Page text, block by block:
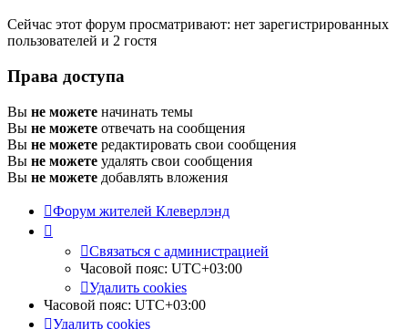
Сейчас этот форум просматривают: нет зарегистрированных
пользователей и 2 гостя
Права доступа
Вы не можете начинать темы
Вы не можете отвечать на сообщения
Вы не можете редактировать свои сообщения
Вы не можете удалять свои сообщения
Вы не можете добавлять вложения
Форум жителей Клеверлэнд
Связаться с администрацией
Часовой пояс: UTC+03:00
Удалить cookies
Часовой пояс: UTC+03:00
Удалить cookies